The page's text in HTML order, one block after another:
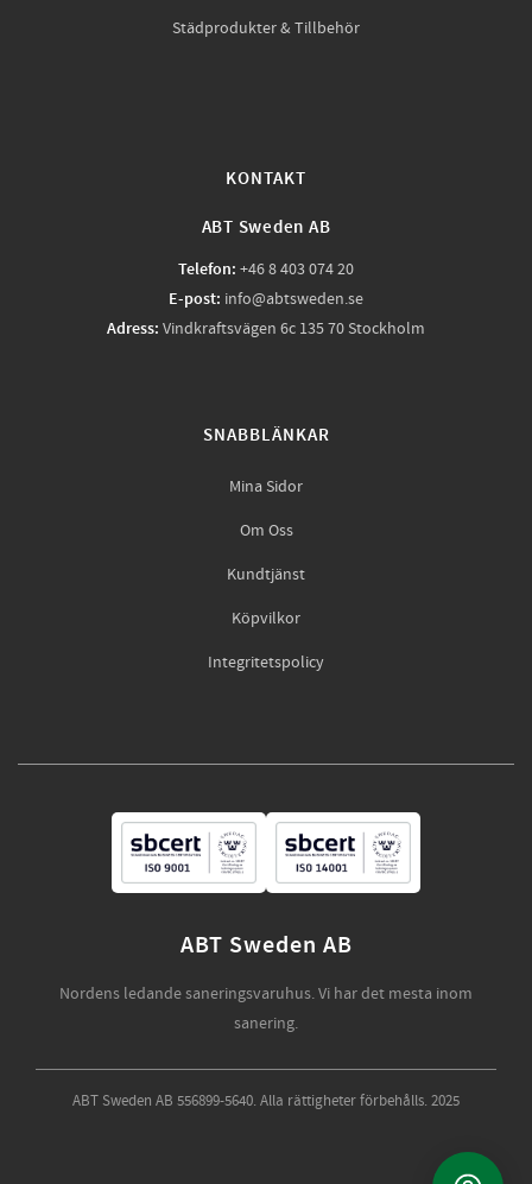
Städprodukter & Tillbehör
KONTAKT
ABT Sweden AB
Telefon: +46 8 403 074 20
E-post: info@abtsweden.se
Adress: Vindkraftsvägen 6c 135 70 Stockholm
SNABBLÄNKAR
Mina Sidor
Om Oss
Kundtjänst
Köpvilkor
Integritetspolicy
ABT Sweden AB
Nordens ledande saneringsvaruhus. Vi har det mesta inom
sanering.
ABT Sweden AB 556899-5640. Alla rättigheter förbehålls. 2025